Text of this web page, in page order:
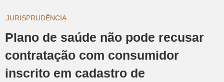
JURISPRUDÊNCIA
Plano de saúde não pode recusar
contratação com consumidor
inscrito em cadastro de